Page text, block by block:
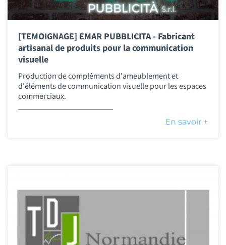
[TEMOIGNAGE] EMAR PUBBLICITA - Fabricant
artisanal de produits pour la communication
visuelle
Production de compléments d'ameublement et
d'éléments de communication visuelle pour les espaces
commerciaux.
En savoir +